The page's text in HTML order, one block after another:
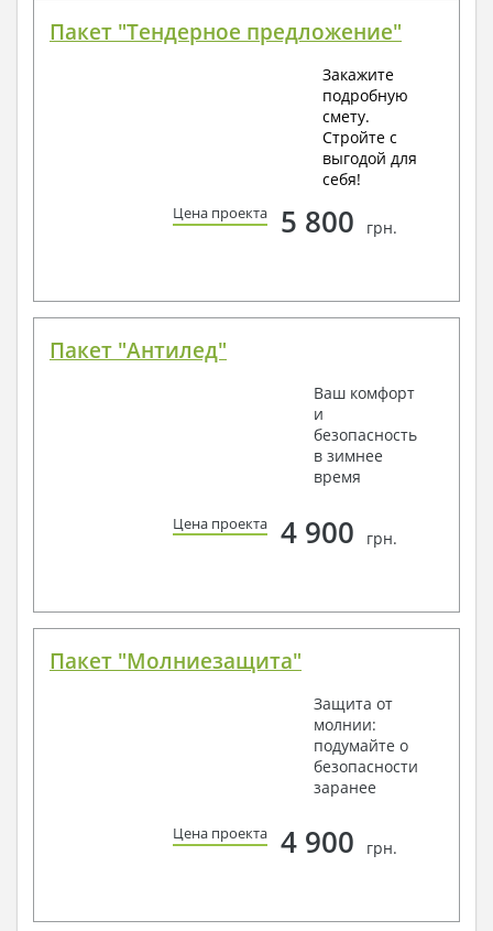
Пакет "Тендерное предложение"
Закажите
подробную
смету.
Стройте с
выгодой для
себя!
Цена проекта 5 800 грн.
Пакет "Антилед"
Ваш комфорт
и
безопасность
в зимнее
время
Цена проекта 4 900 грн.
Пакет "Молниезащита"
Защита от
молнии:
подумайте о
безопасности
заранее
Цена проекта 4 900 грн.